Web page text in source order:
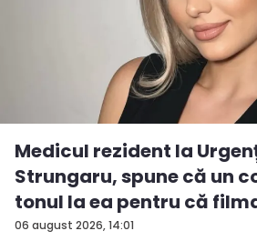
06 august 2026, 14:01
Medicul rezident la
Strungaru, spune că un
tonul la ea pentru că
a...